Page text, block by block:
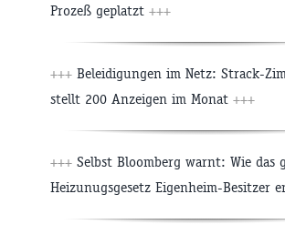
Prozeß geplatzt +++
+++ Beleidigungen im Netz: Strack-
stellt 200 Anzeigen im Monat +++
+++ Selbst Bloomberg warnt: Wie das
Heizunugsgesetz Eigenheim-Besitzer